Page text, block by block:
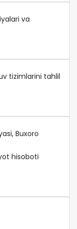
va
tizimlarini tahlil
Buxoro
hisoboti